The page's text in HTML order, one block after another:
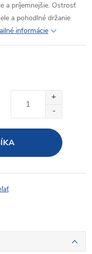
a príjemnejšie. Ostrosť
a pohodlné držanie
informácie